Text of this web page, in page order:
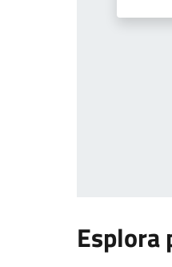
Esplora